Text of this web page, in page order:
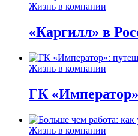
Жизнь в компании
«Каргилл» в
Жизнь в компании
ГК
Жизнь в компании